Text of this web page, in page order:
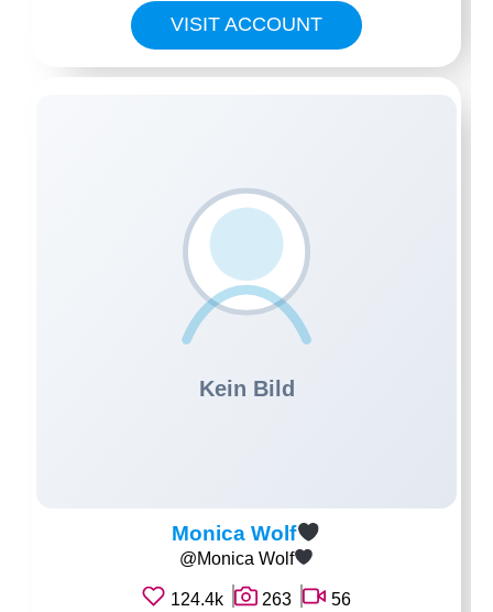
VISIT ACCOUNT
Monica Wolf
@Monica Wolf
124.4k 263 56